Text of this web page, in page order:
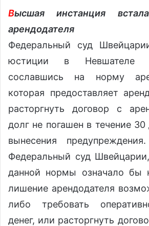
Высшая инстанция
арендодателя
Федеральный суд
юстиции в Невшателе
сославшись на норму
которая предоставляет
расторгнуть договор с
долг не погашен в течение
вынесения
Федеральный суд
данной нормы означало бы
лишение арендодателя
либо требовать
денег, или расторгнуть